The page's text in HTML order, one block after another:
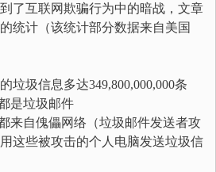
了互联网欺骗行为中的暗战，文章
统计（该统计部分数据来自美国
垃圾信息多达349,800,000,000条
是垃圾邮件
来自傀儡网络（垃圾邮件发送者攻
这些被攻击的个人电脑发送垃圾信